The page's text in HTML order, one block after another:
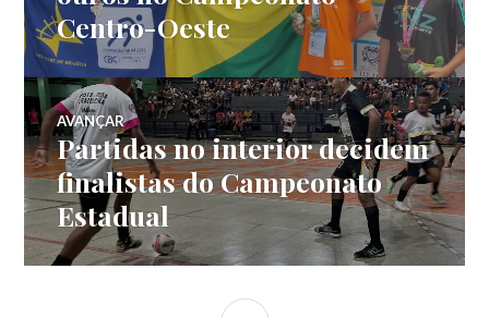
Centro-Oeste
AVANÇAR
Partidas no interior decidem
finalistas do Campeonato
Estadual